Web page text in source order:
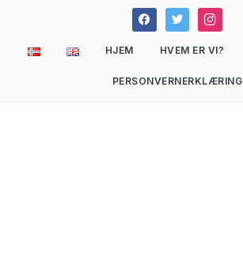
facebooktwitter instagram
HJEM HVEM ER VI?
PERSONVERNERKLÆRING